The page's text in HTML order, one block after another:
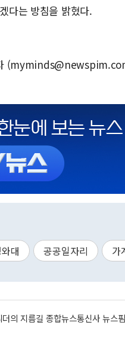
다는 방침을 밝혔다.
대 공공일자리 가
의 지름길 종합뉴스통신사 뉴